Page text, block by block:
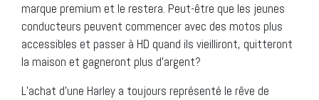
marque premium et le restera. Peut-être que les jeunes
conducteurs peuvent commencer avec des motos plus
accessibles et passer à HD quand ils vieilliront, quitteront
la maison et gagneront plus d’argent?
L’achat d’une Harley a toujours représenté le rêve de